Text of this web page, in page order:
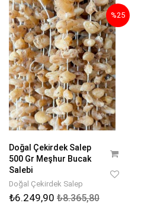
%25
Doğal Çekirdek Salep
500 Gr Meşhur Bucak
Salebi
Doğal Çekirdek Salep
₺6.249,90 ₺8.365,80